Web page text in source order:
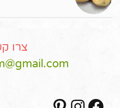
צרו
Facebook